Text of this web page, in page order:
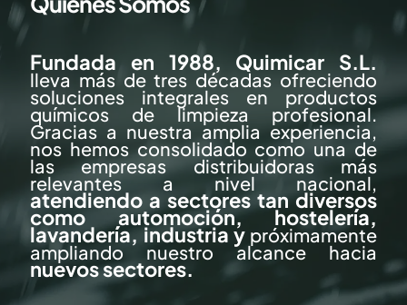
Fundada en 1988, Quimicar S.L.
lleva más de tres décadas ofreciendo
soluciones integrales en productos
químicos de limpieza profesional.
Gracias a nuestra amplia experiencia,
nos hemos consolidado como una de
las empresas distribuidoras más
relevantes a nivel nacional,
atendiendo a sectores tan diversos
como automoción, hostelería,
lavandería, industria y próximamente
ampliando nuestro alcance hacia
nuevos sectores.